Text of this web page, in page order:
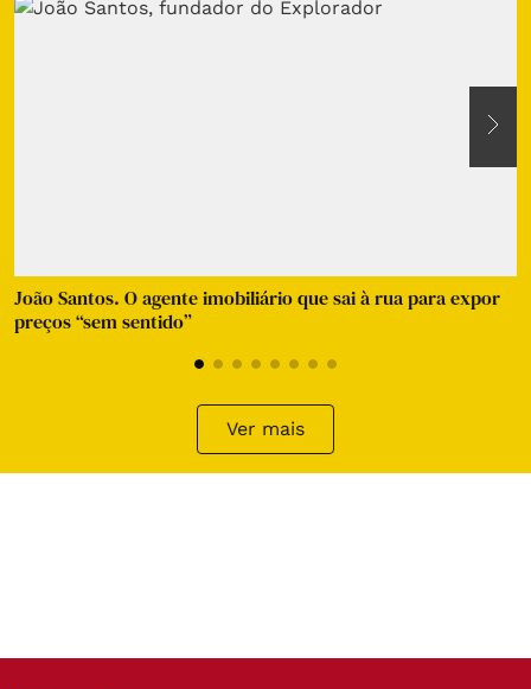
João Santos. O agente imobiliário que sai à rua para expor
preços “sem sentido”
Ver mais